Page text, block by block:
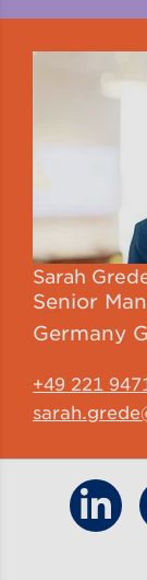
Sarah
Senior
Germany
+49 221